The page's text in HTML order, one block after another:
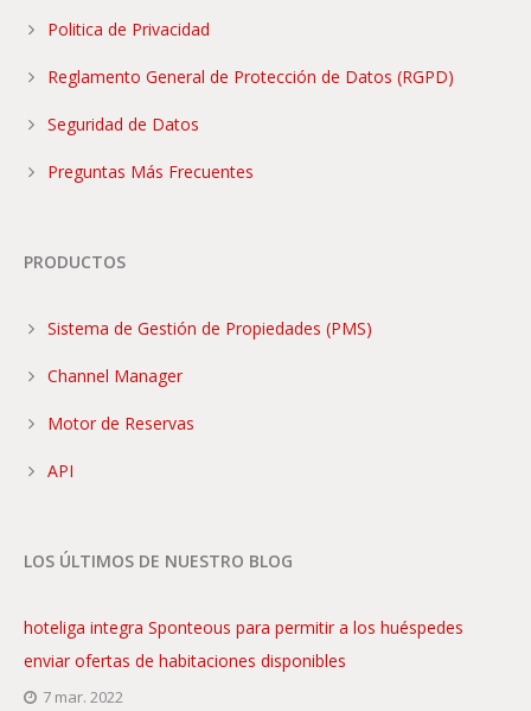
Politica de Privacidad
Reglamento General de Protección de Datos (RGPD)
Seguridad de Datos
Preguntas Más Frecuentes
PRODUCTOS
Sistema de Gestión de Propiedades (PMS)
Channel Manager
Motor de Reservas
API
LOS ÚLTIMOS DE NUESTRO BLOG
hoteliga integra Sponteous para permitir a los huéspedes
enviar ofertas de habitaciones disponibles
7 mar. 2022